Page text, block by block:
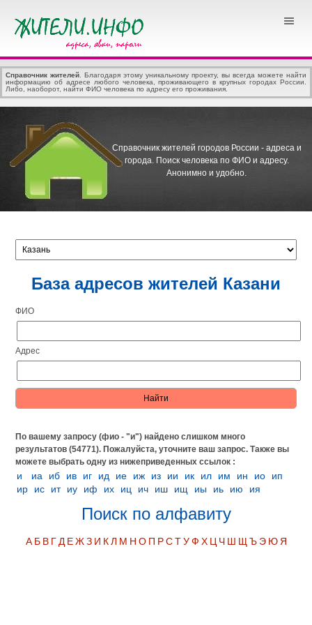
Справочник жителей . Благодаря этому уникальному проекту, вы всегда можете найти
информацию об адресе любого человека, проживающего в крупных городах России.
Либо, наоборот, найти ФИО человека по адресу его проживания.
Справочник жителей городов России - адреса и
города. Поиск человека по ФИО и адресу.
Анонимно и удобно.
База адресов жителей Казани
ФИО
Адрес
По вашему запросу (фио - "и") найдено слишком много
результатов (54771). Пожалуйста, уточните ваш запрос.Также вы
можете выбрать одну из нижеприведенных ссылок :
и иа иб ив иг ид ие иж из ии ик ил им ин ио
ип
ир
ис ит иу иф их иц ич иш ищ иы иь ию ия
Поиск по алфавиту
А Б В Г Д Е Ж З И К Л М Н О П Р С Т У Ф Х Ц Ч Ш Щ Ъ Э Ю Я